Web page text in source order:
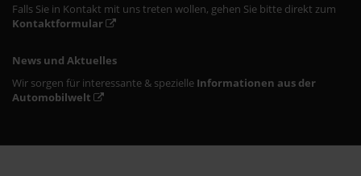
Falls Sie in Kontakt mit uns treten wollen, gehen Sie bitte direkt zum
Kontaktformular
News und Aktuelles
Wir sorgen für interessante & spezielle Informationen aus der
Automobilwelt